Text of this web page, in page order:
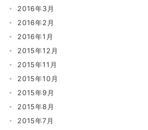
2016年3月
2016年2月
2016年1月
2015年12月
2015年11月
2015年10月
2015年9月
2015年8月
2015年7月